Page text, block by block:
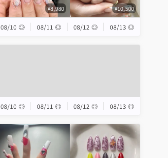
¥8,980 ¥10,500
08/10 ◎ 08/11 ◎ 08/12 ◎ 08/13 ◎
08/10 ◎ 08/11 ◎ 08/12 ◎ 08/13 ◎